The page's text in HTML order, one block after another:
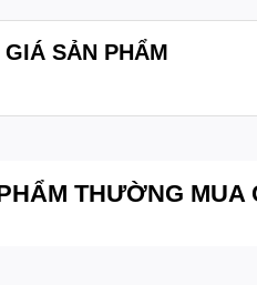
SẢN PHẨM
THƯỜNG MUA